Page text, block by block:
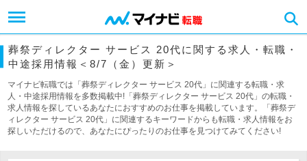
葬祭ディレクター サービス 20代に関する求人・転職・
中途採用情報＜8/7（金）更新＞
マイナビ転職では「葬祭ディレクター サービス 20代」に関連する転職・求
人・中途採用情報を多数掲載中!「葬祭ディレクター サービス 20代」の転職・
求人情報を探しているあなたにおすすめのお仕事を掲載しています。「葬祭デ
ィレクター サービス 20代」に関連するキーワードからも転職・求人情報をお
探しいただけるので、あなたにぴったりのお仕事を見つけてみてください!